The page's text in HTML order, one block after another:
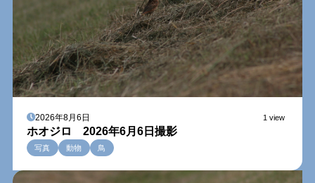
2026年8月6日 1 view
ホオジロ 2026年6月6日撮影
写真 動物 鳥